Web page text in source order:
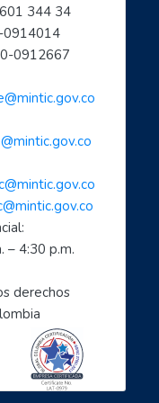
mayores
Digital
Digital
paso a paso de...
alcance
con el estado
digital
para el teletrabaj...
móviles: celu...
el mundo tus cono...
digital: empo...
alcance: empode...
la empleabilidad...
344 34
0914014
0912667
– 4:30 p.m.
derechos